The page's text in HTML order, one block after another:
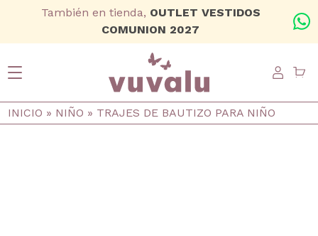
Ir al contenido principal
También en tienda, OUTLET VESTIDOS
COMUNION 2027
Ruta de navegación
INICIO NIÑO TRAJES DE BAUTIZO PARA NIÑO